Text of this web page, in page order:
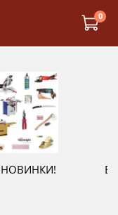
0
НОВИНКИ!